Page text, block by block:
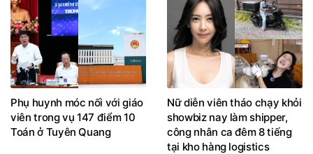
Phụ huynh móc nối với giáo
viên trong vụ 147 điểm 10
Toán ở Tuyên Quang
Nữ diễn viên tháo chạy khỏi
showbiz nay làm shipper,
công nhân ca đêm 8 tiếng
tại kho hàng logistics